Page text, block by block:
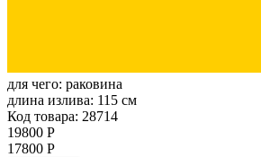
для чего: раковина
длина излива: 115 см
Код товара: 28714
19800 Р
17800 Р